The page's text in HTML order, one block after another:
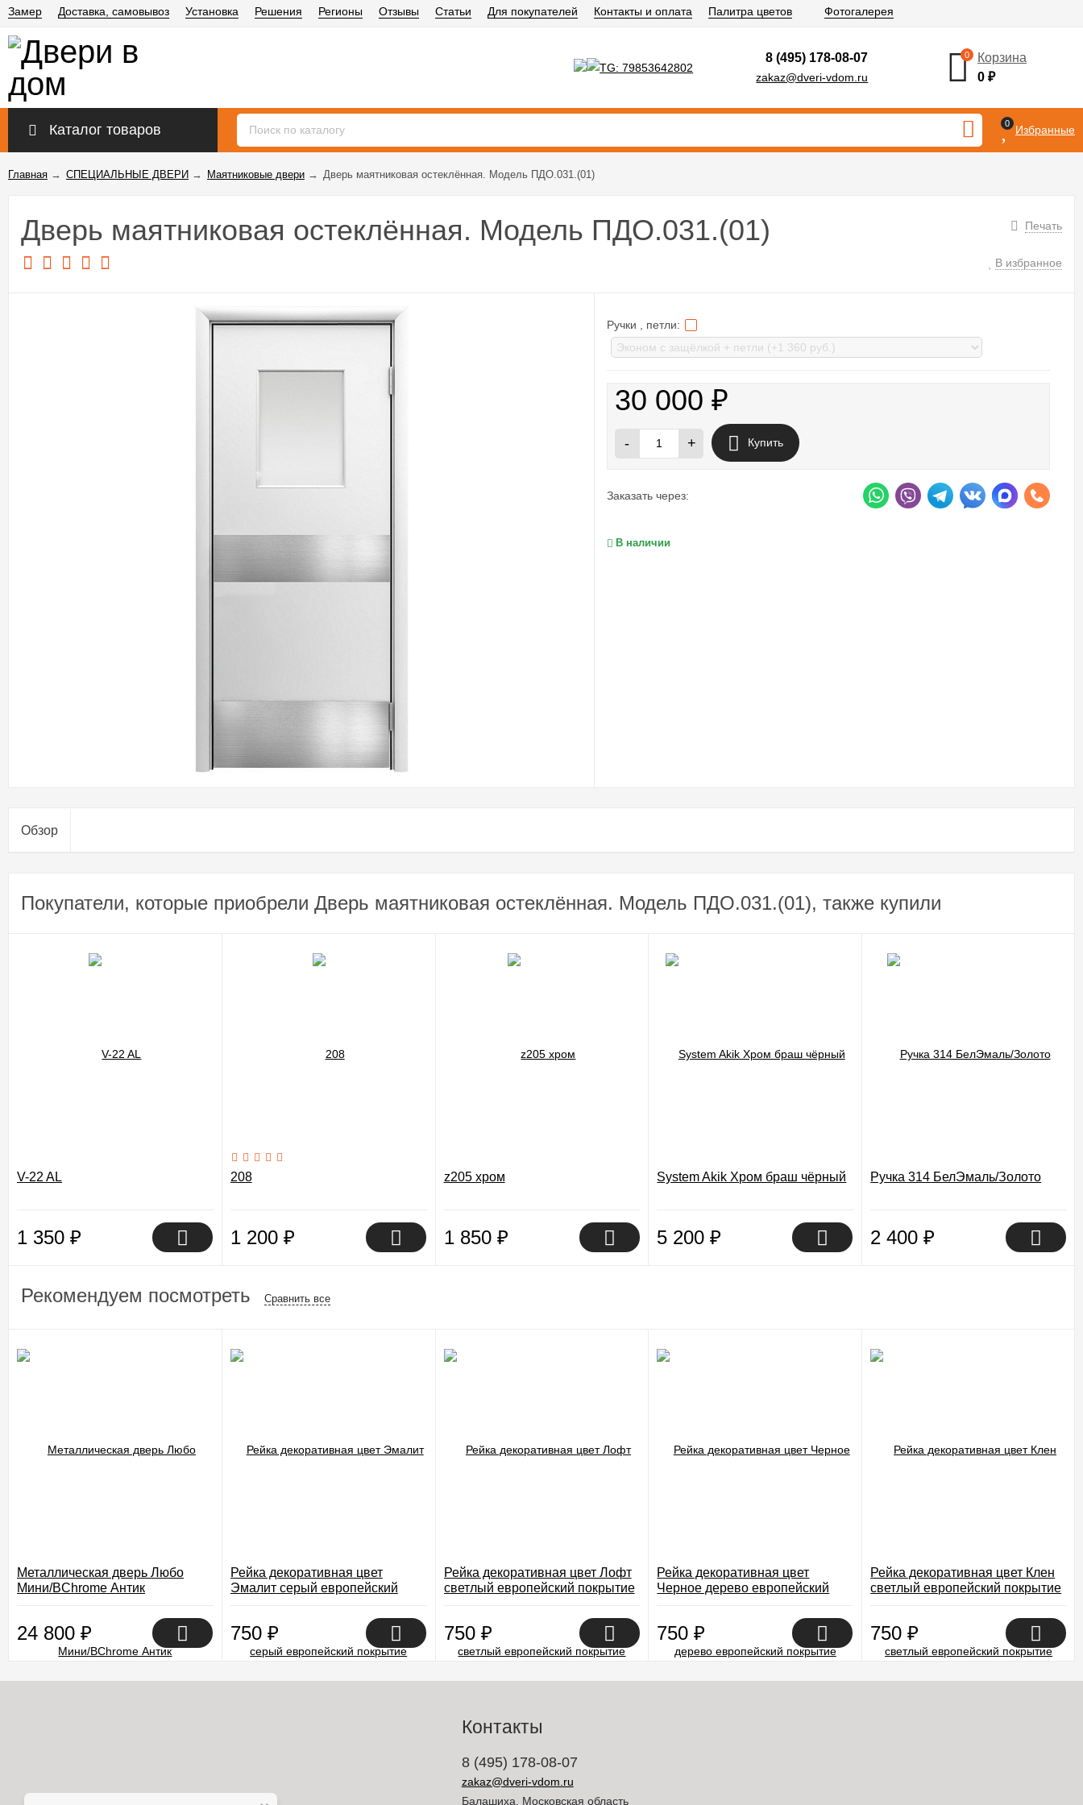
Замер Доставка, самовывоз Установка Решения Регионы Отзывы Статьи Для покупателей Контакты и оплата Палитра цветов Фотогалерея
8 (495) 178-08-07
zakaz@dveri-vdom.ru
0
Корзина
0₽
Каталог товаров 0 Избранные
Главная → СПЕЦИАЛЬНЫЕ ДВЕРИ → Маятниковые двери → Дверь маятниковая остеклённая. Модель ПДО.031.(01)
Печать
Дверь маятниковая остеклённая. Модель ПДО.031.(01)
В избранное
Ручки , петли:
30 000₽
- + Купить
Заказать через:
В наличии
Обзор
Покупатели, которые приобрели Дверь маятниковая остеклённая. Модель ПДО.031.(01), также купили
V-22 AL
1 350 ₽
208
1 200 ₽
z205 хром
1 850 ₽
System Akik Хром браш чёрный
5 200₽
Ручка 314 БелЭмаль/Золото
2 400₽
Рекомендуем посмотреть Сравнить все
Металлическая дверь Любо
Мини/BChrome Антик
24 800 ₽
Рейка декоративная цвет
Эмалит серый европейский
750 ₽
Рейка декоративная цвет Лофт
светлый европейский покрытие
750 ₽
Рейка декоративная цвет
Черное дерево европейский
750₽
Рейка декоративная цвет Клен
светлый европейский покрытие
750₽
Контакты
8 (495) 178-08-07
zakaz@dveri-vdom.ru
Балашиха, Московская область